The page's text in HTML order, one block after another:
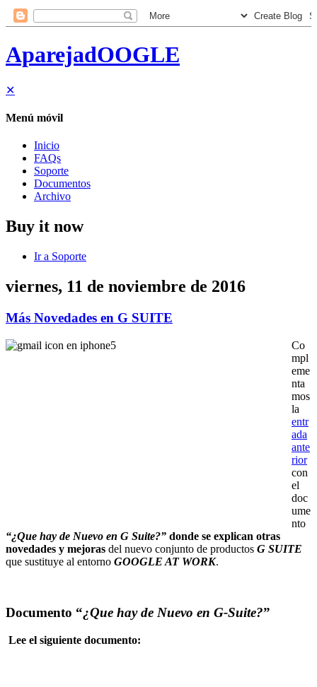
AparejadOOGLE
✕
Menú móvil
Inicio
FAQs
Soporte
Documentos
Archivo
Buy it now
Ir a Soporte
viernes, 11 de noviembre de 2016
Más Novedades en G SUITE
Co
mpl
eme
nta
mos
la
entr
ada
ante
rior
con
el
doc
ume
nto
“¿Que hay de Nuevo en G Suite?” donde se explican otras
novedades y mejoras del nuevo conjunto de productos G SUITE
que sustituye al entorno GOOGLE AT WORK.
Documento “¿Que hay de Nuevo en G-Suite?”
Lee el siguiente documento: